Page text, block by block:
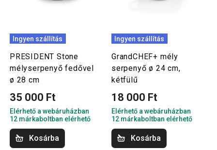
Ingyen szállítás
PRESIDENT Stone
mélyserpenyő fedővel
ø 28 cm
35 000 Ft
Elérhető a webáruházban
12 márkaboltban elérhető
Kosárba
Ingyen szállítás
GrandCHEF+ mély
serpenyő ø 24 cm,
kétfülű
18 000 Ft
Elérhető a webáruházban
12 márkaboltban elérhető
Kosárba